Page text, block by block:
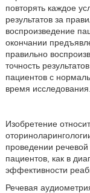
повторять каждое
результатов за
воспроизведение
окончании
правильно
точность
пациентов с
время
Изобретение
проведении
пациентов, как в
эффективности
Речевая